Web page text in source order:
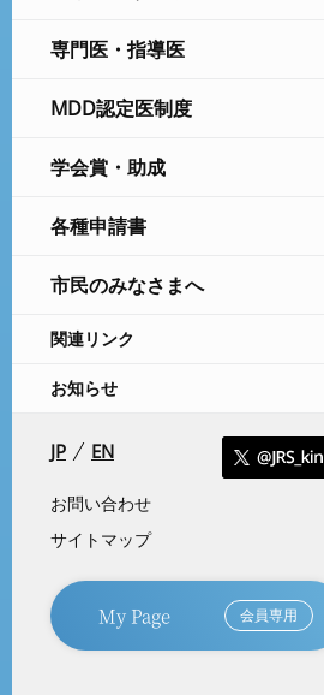
専門医・指導医
MDD認定医制度
学会賞・助成
各種申請書
市民のみなさまへ
関連リンク
お知らせ
JP EN
お問い合わせ
サイトマップ
My Page 会員専用